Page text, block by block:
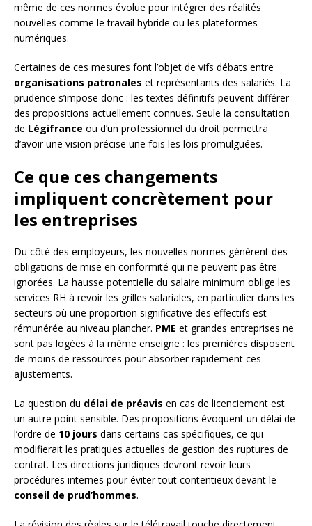
même de ces normes évolue pour intégrer des réalités
nouvelles comme le travail hybride ou les plateformes
numériques.
Certaines de ces mesures font l’objet de vifs débats entre
organisations patronales et représentants des salariés. La
prudence s’impose donc : les textes définitifs peuvent différer
des propositions actuellement connues. Seule la consultation
de Légifrance ou d’un professionnel du droit permettra
d’avoir une vision précise une fois les lois promulguées.
Ce que ces changements
impliquent concrètement pour
les entreprises
Du côté des employeurs, les nouvelles normes génèrent des
obligations de mise en conformité qui ne peuvent pas être
ignorées. La hausse potentielle du salaire minimum oblige les
services RH à revoir les grilles salariales, en particulier dans les
secteurs où une proportion significative des effectifs est
rémunérée au niveau plancher. PME et grandes entreprises ne
sont pas logées à la même enseigne : les premières disposent
de moins de ressources pour absorber rapidement ces
ajustements.
La question du délai de préavis en cas de licenciement est
un autre point sensible. Des propositions évoquent un délai de
l’ordre de 10 jours dans certains cas spécifiques, ce qui
modifierait les pratiques actuelles de gestion des ruptures de
contrat. Les directions juridiques devront revoir leurs
procédures internes pour éviter tout contentieux devant le
conseil de prud’hommes.